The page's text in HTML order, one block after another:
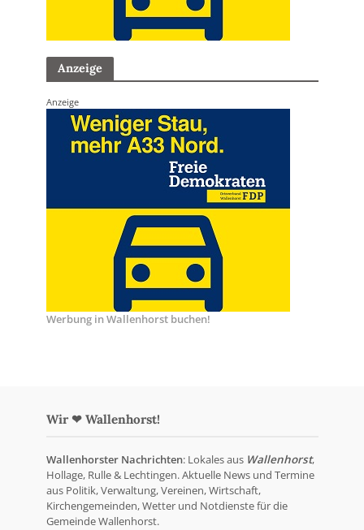
Anzeige
Anzeige
Werbung in Wallenhorst buchen!
Wir ❤ Wallenhorst!
Wallenhorster Nachrichten: Lokales aus Wallenhorst,
Hollage, Rulle & Lechtingen. Aktuelle News und Termine
aus Politik, Verwaltung, Vereinen, Wirtschaft,
Kirchengemeinden, Wetter und Notdienste für die
Gemeinde Wallenhorst.